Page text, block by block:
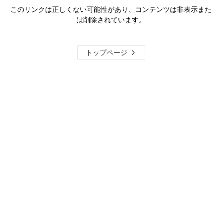
このリンクは正しくない可能性があり、コンテンツは非表示また
は削除されています。
トップページ